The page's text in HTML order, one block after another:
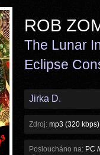
ROB
The Lunar
Eclipse
Jirka D.
Zdroj: mp3 (320 kbps)
Posloucháno na: PC